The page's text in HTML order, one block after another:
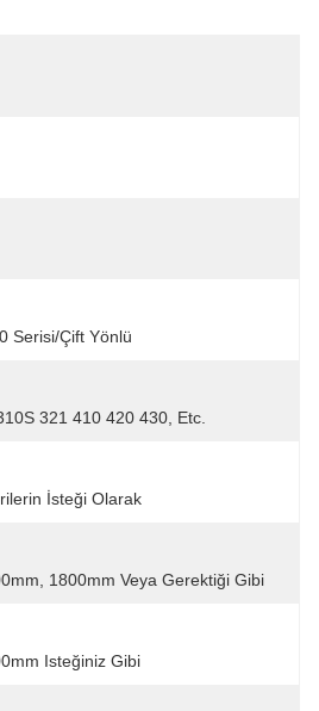
Serisi/Çift Yönlü
321 410 420 430, Etc.
İsteği Olarak
1800mm Veya Gerektiği Gibi
Isteğiniz Gibi